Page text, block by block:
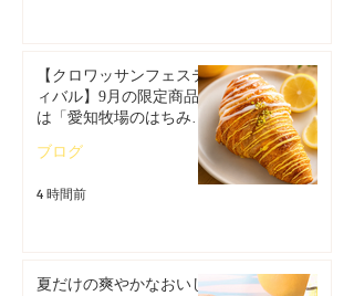
【クロワッサンフェステ
ィバル】9月の限定商品
は「愛知牧場のはちみつ
ン」🥐
ブログ
4 時間前
夏だけの爽やかなおいし